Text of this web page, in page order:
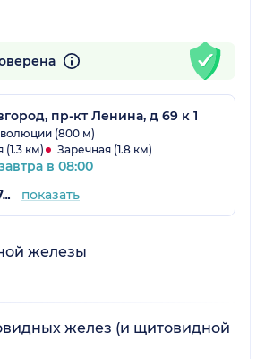
пр-кт Ленина, д 69 к 1
(800 м)
(1.3 км)
Заречная (1.8 км)
в 08:00
+7 (831) 231-07-43 показать
железы
желез (и щитовидной